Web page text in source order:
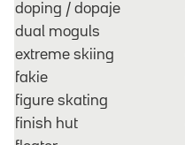
doping / dopaje
dual moguls
extreme skiing
fakie
figure skating
finish hut